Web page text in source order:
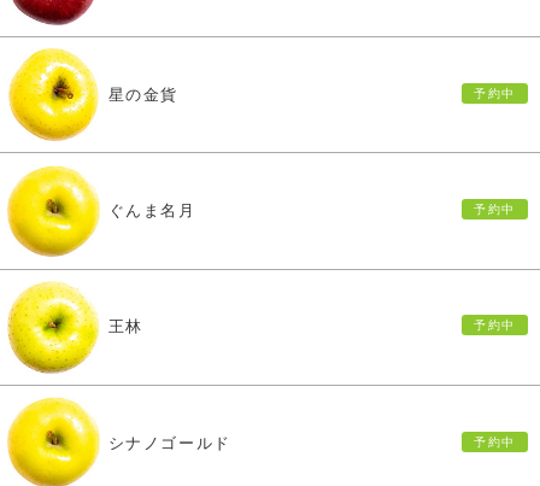
星の金貨
ぐんま名月
王林
シナノゴールド